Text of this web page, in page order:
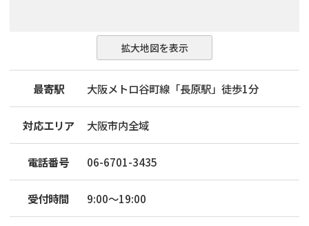
拡大地図を表示
最寄駅 大阪メトロ谷町線「長原駅」徒歩1分
対応エリア 大阪市内全域
電話番号 06-6701-3435
受付時間 9:00～19:00